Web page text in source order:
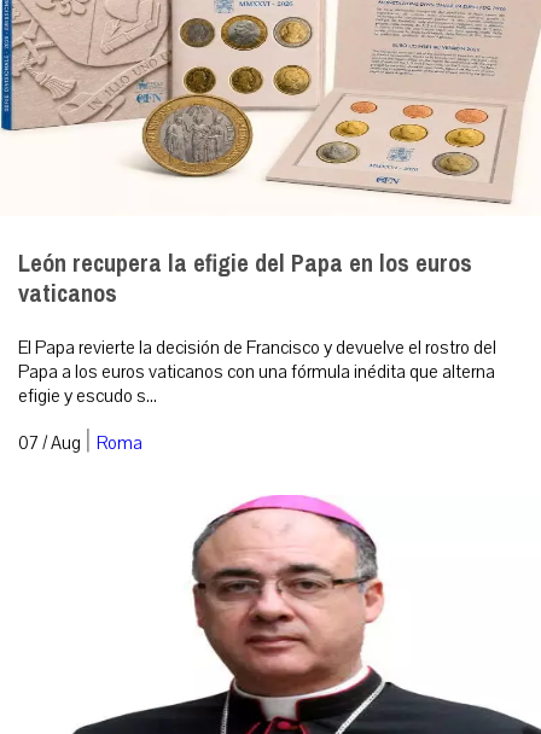
León recupera la efigie del Papa en los euros
vaticanos
El Papa revierte la decisión de Francisco y devuelve el rostro del
Papa a los euros vaticanos con una fórmula inédita que alterna
efigie y escudo s...
07 / Aug | Roma